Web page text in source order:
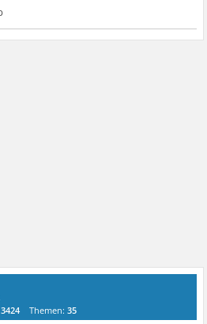
3424 Themen:35